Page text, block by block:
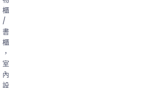
櫃
/
書
櫃
，
室
內
設